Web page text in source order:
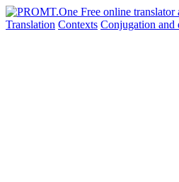
Translation Contexts Conjugation and